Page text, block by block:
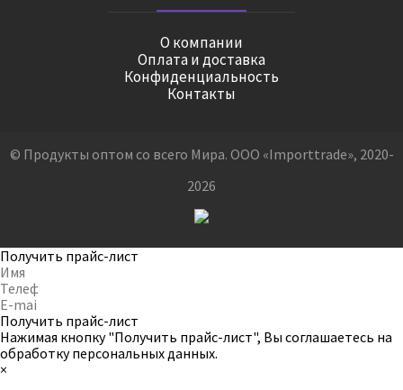
О компании
Оплата и доставка
Конфиденциальность
Контакты
© Продукты оптом со всего Мира. ООО «Importtrade», 2020-
2026
Получить прайс-лист
Получить прайс-лист
Нажимая кнопку "Получить прайс-лист", Вы соглашаетесь на
обработку персональных данных.
×